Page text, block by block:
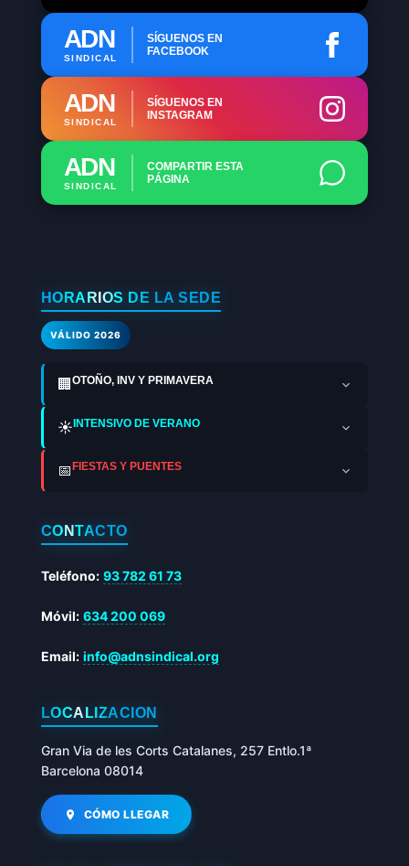
ADN
SINDICAL
SÍGUENOS EN
FACEBOOK
ADN
SINDICAL
SÍGUENOS EN
INSTAGRAM
ADN
SINDICAL
COMPARTIR ESTA
PÁGINA
HORARIOS DE LA SEDE
VÁLIDO 2026
🏢 OTOÑO, INV Y PRIMAVERA
☀️INTENSIVO DE VERANO
📅FIESTAS Y PUENTES
CONTACTO
Teléfono: 93 782 61 73
Móvil: 634 200 069
Email: info@adnsindical.org
LOCALIZACIÓN
Gran Via de les Corts Catalanes, 257 Entlo.1ª
Barcelona 08014
CÓMO LLEGAR